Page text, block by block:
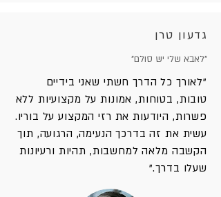
גדעון טרן
"לאבא שלי יש סולם"
"לאורך כל הדרך חשתי שאני בידיים
טובות, בטוחות, אמונות על מקצועיות ללא
פשרות, היודעות את רזי המקצוע על בוריו.
עשית את זה בדרכך הנעימה, הרגועה, תוך
הקשבה מלאה למחשבות, תהיות ורעיונות
שעלו בדרך."